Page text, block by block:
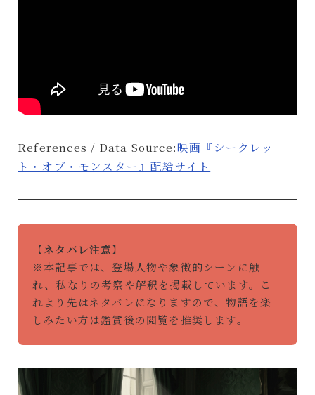
References / Data Source:映画『シークレッ
ト・オブ・モンスター』配給サイト
【ネタバレ注意】
※本記事では、登場人物や象徴的シーンに触
れ、私なりの考察や解釈を掲載しています。こ
れより先はネタバレになりますので、物語を楽
しみたい方は鑑賞後の閲覧を推奨します。